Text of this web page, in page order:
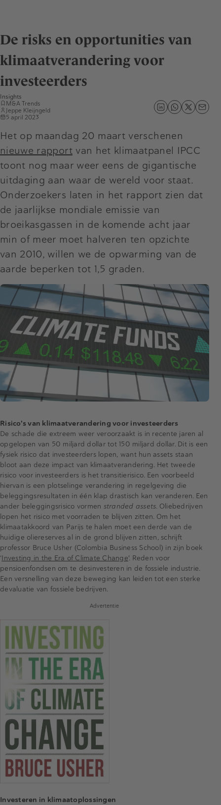
De risks en opportunities van
klimaatverandering voor
investeerders
Insights
M&A Trends
Jeppe Kleijngeld
5 april 2023
Het op maandag 20 maart verschenen
nieuwe rapportvan het klimaatpanel IPCC
toont nog maar weer eens de gigantische
uitdaging aan waar de wereld voor staat.
Onderzoekers laten in het rapport zien dat
de jaarlijkse mondiale emissie van
broeikasgassen in de komende acht jaar
min of meer moet halveren ten opzichte
van 2010, willen we de opwarming van de
aarde beperken tot 1,5 graden.
Risico's van klimaatverandering voor investeerders
De schade die extreem weer veroorzaakt is in recente jaren al
opgelopen van 50 miljard dollar tot 150 miljard dollar. Dit is een
fysiek risico dat investeerders lopen, want hun assets staan
bloot aan deze impact van klimaatverandering. Het tweede
risico voor investeerders is het transitierisico. Een voorbeeld
hiervan is een plotselinge verandering in regelgeving die
beleggingsresultaten in één klap drastisch kan veranderen. Een
ander beleggingsrisico vormen stranded assets. Oliebedrijven
lopen het risico met voorraden te blijven zitten. Om het
klimaatakkoord van Parijs te halen moet een derde van de
huidige oliereserves al in de grond blijven zitten, schrijft
professor Bruce Usher (Colombia Business School) in zijn boek
‘Investing in the Era of Climate Change'. Reden voor
pensioenfondsen om te desinvesteren in de fossiele industrie.
Een versnelling van deze beweging kan leiden tot een sterke
devaluatie van fossiele bedrijven.
Advertentie
Investeren in klimaatoplossingen